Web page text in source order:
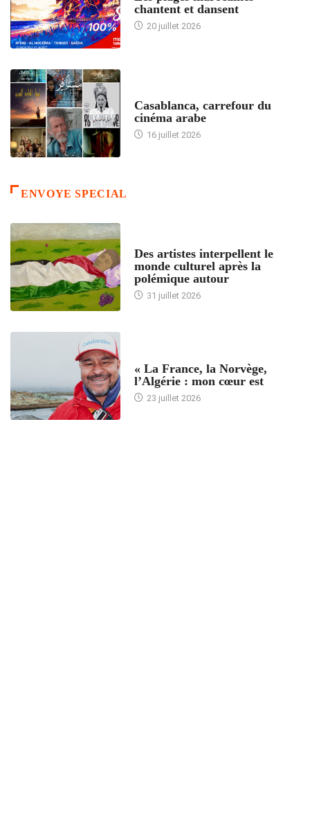
chantent et dansent
20 juillet 2026
Casablanca, carrefour du
cinéma arabe
16 juillet 2026
ENVOYE SPECIAL
Des artistes interpellent le
monde culturel après la
polémique autour
31 juillet 2026
« La France, la Norvège,
l’Algérie : mon cœur est
23 juillet 2026